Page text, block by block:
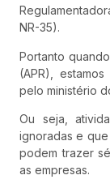
NR-35).
Portanto
(APR),
pelo ministério
Ou seja,
ignoradas e que
podem trazer
as empresas.